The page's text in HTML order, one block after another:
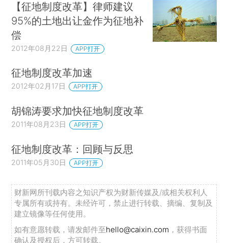
【征地制度改革】律师建议
95%的土地出让金作为征地补
偿
2012年08月22日 APP打开
征地制度改革加速
2012年02月17日 APP打开
胡锦涛要求加快征地制度改革
2011年08月23日 APP打开
征地制度改革：回顾与反思
2011年05月30日 APP打开
财新网所刊载内容之知识产权为财新传媒及/或相关权利人
专属所有或持有。未经许可，禁止进行转载、摘编、复制及
建立镜像等任何使用。
如有意愿转载，请发邮件至hello@caixin.com ，获得书面
确认及授权后，方可转载。